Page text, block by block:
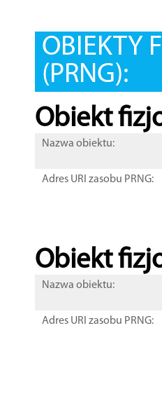
OBIEKTY
(PRNG):
Obiekt
Nazwa obiektu:
Adres URI zasobu PRNG:
Obiekt
Nazwa obiektu:
Adres URI zasobu PRNG: